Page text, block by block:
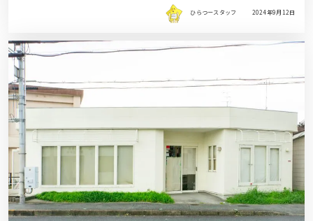
ひらつースタッフ 2024年9月12日